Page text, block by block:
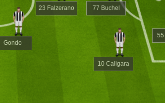
55
77 Buchel
10 Caligara
23 Falzerano
Gondo